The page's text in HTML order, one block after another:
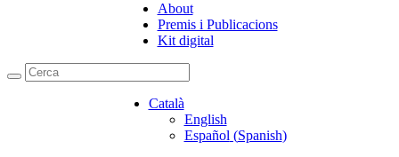
About
Premis i Publicacions
Kit digital
Català
English
Español(Spanish)